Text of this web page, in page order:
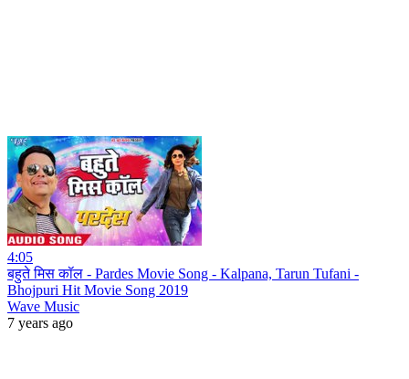
4:05
बहुते मिस कॉल - Pardes Movie Song - Kalpana, Tarun Tufani -
Bhojpuri Hit Movie Song 2019
Wave Music
7 years ago